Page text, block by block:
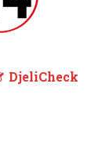
DjeliCheck